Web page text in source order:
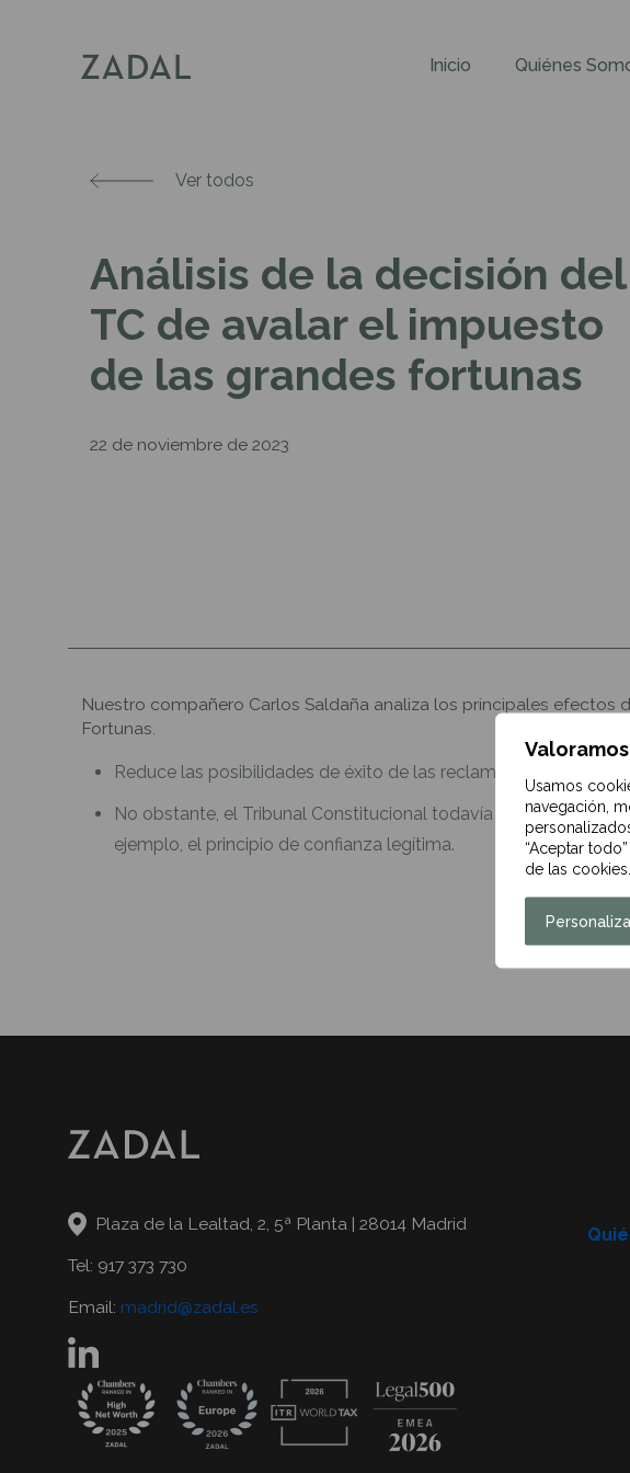
Usamos
navegación,
“Aceptar
de las cookies.
Inicio Quiénes
Ver todos
Análisis de la decisión del
TC de avalar el impuesto
de las grandes fortunas
22 de noviembre de 2023
Nuestro compañero Carlos Saldaña analiza los principales efectos
Fortunas.
Reduce las posibilidades de éxito de las reclamaciones que
No obstante, el Tribunal Constitucional todavía no se ha
ejemplo, el principio de confianza legítima.
Plaza de la Lealtad, 2, 5ª Planta | 28014 Madrid
Tel: 917 373 730
Email: madrid@zadal.es